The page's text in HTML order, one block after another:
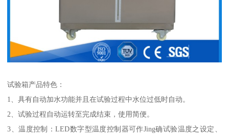
试验箱产品特色：
1、具有自动加水功能并且在试验过程中水位过低时自动。
2、试验过程自动运转至完成结束，使用简便。
3、温度控制：LED数字型温度控制器可作Jing确试验温度之设定、